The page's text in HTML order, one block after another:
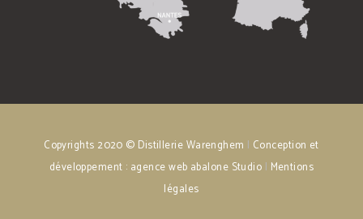
Copyrights 2020 © Distillerie Warenghem | Conception et
développement : agence web abalone Studio | Mentions
légales